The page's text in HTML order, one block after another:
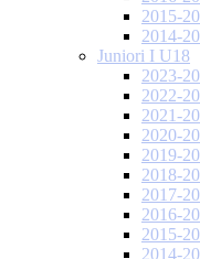
2015-
2014-
Juniori I U18
2023-
2022-
2021-
2020-
2019-
2018-
2017-
2016-
2015-
2014-